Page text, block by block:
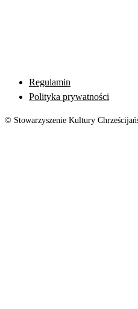
Regulamin
Polityka prywatności
© Stowarzyszenie Kultury